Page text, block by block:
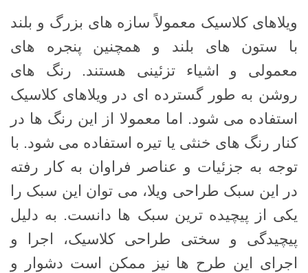
ویلاهای کلاسیک معمولاً سازه های بزرگ و بلند
با ستون های بلند و همچنین پنجره های
معمولی و اشیاء تزئینی هستند. رنگ های
روشن به طور گسترده ای در ویلاهای کلاسیک
استفاده می شود. اما معمولا از این رنگ ها در
کنار رنگ های خنثی یا تیره استفاده می شود. با
توجه به جزئیات و عناصر فراوان به کار رفته
در این سبک طراحی ویلا، می توان این سبک را
یکی از پیچیده ترین سبک ها دانست. به دلیل
پیچیدگی و سختی طراحی کلاسیک، اجرا و
اجرای این طرح ها نیز ممکن است دشوار و